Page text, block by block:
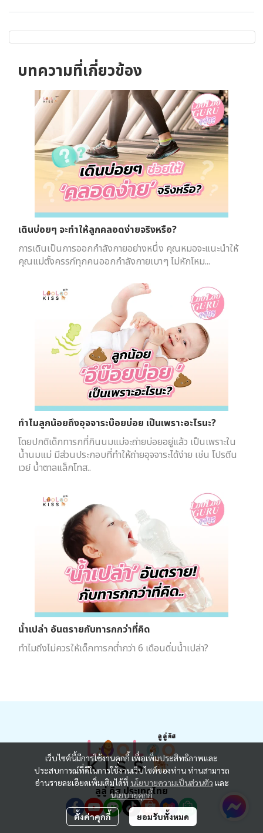
บทความที่เกี่ยวข้อง
เดินบ่อยๆ จะทำให้ลูกคลอดง่ายจริงหรือ?
การเดินเป็นการออกกำลังกายอย่างหนึ่ง คุณหมอจะแนะนำให้
คุณแม่ตั้งครรภ์ทุกคนออกกำลังกายเบาๆ ไม่หักโหม...
ทำไมลูกน้อยถึงอุจจาระบ๊อยบ่อย เป็นเพราะอะไรนะ?
โดยปกติเด็กทารกที่กินนมแม่จะถ่ายบ่อยอยู่แล้ว เป็นเพราะใน
น้ำนมแม่ มีส่วนประกอบที่ทำให้ถ่ายอุจจาระได้ง่าย เช่น โปรตีน
เวย์ น้ำตาลแล็กโทส..
น้ำเปล่า อันตรายกับทารกกว่าที่คิด
ทำไมถึงไม่ควรให้เด็กทารกต่ำกว่า 6 เดือนดิ่มน้ำเปล่า?
เว็บไซต์นี้มีการใช้งานคุกกี้ เพื่อเพิ่มประสิทธิภาพและ
ประสบการณ์ที่ดีในการใช้งานเว็บไซต์ของท่าน ท่านสามารถ
อ่านรายละเอียดเพิ่มเติมได้ที่ นโยบายความเป็นส่วนตัว และ
นโยบายคุกกี้
ตั้งค่าคุกกี้ ยอมรับทั้งหมด
ลูลู่ คิส ประเทศไทย